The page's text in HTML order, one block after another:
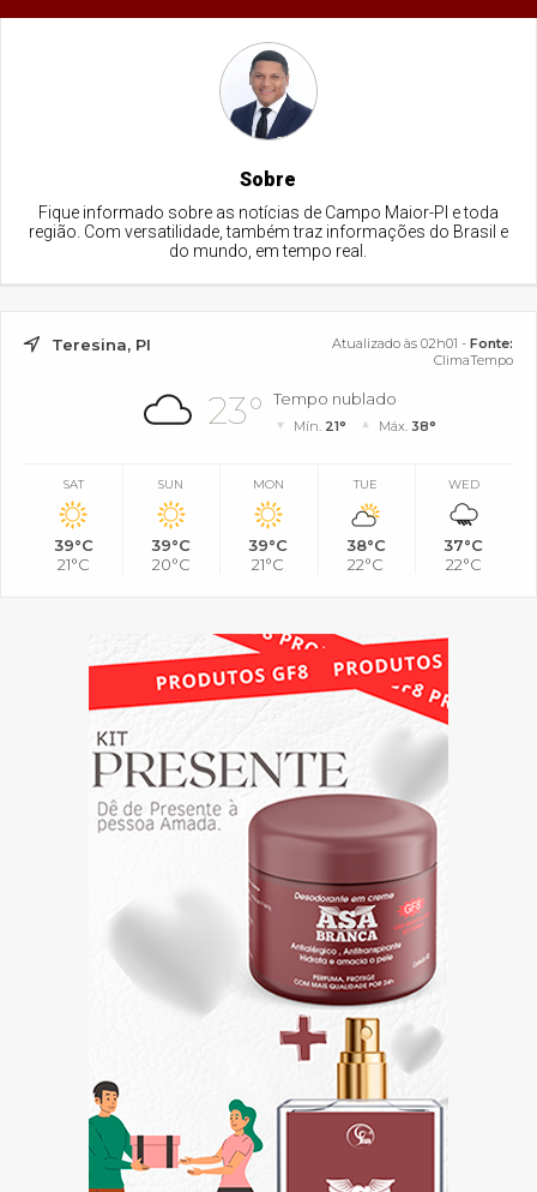
Sobre
Fique informado sobre as notícias de Campo Maior-PI e toda
região. Com versatilidade, também traz informações do Brasil e
do mundo, em tempo real.
Teresina, PI Atualizado às 02h01 - Fonte:
ClimaTempo
23° Tempo nublado
Mín. 21° Máx. 38°
SAT
39°C
21°C
SUN
39°C
20°C
MON
39°C
21°C
TUE
38°C
22°C
WED
37°C
22°C